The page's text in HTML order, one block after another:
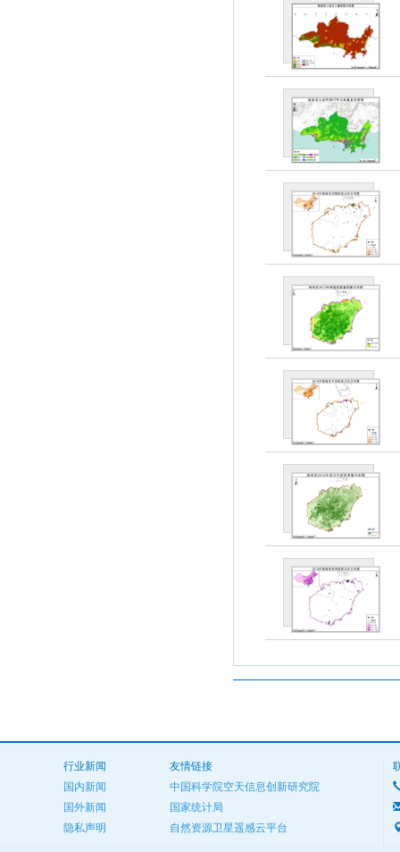
行业新闻
国内新闻
国外新闻
隐私声明
友情链接
中国科学院空天信息创新研究院
国家统计局
自然资源卫星遥感云平台